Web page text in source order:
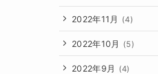
2022年11月 (4)
2022年10月 (5)
2022年9月 (4)